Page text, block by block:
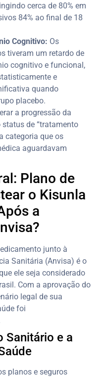
cerca de 80% em
84% ao final de 18
Cognitivo: Os
tiveram um retardo de
cognitivo e funcional,
e
quando
placebo.
a progressão da
de “tratamento
categoria que os
aguardavam
Plano de
o Kisunla
a
junto à
Sanitária (Anvisa) é o
ele seja considerado
Com a aprovação do
legal de sua
foi
Sanitário e a
planos e seguros